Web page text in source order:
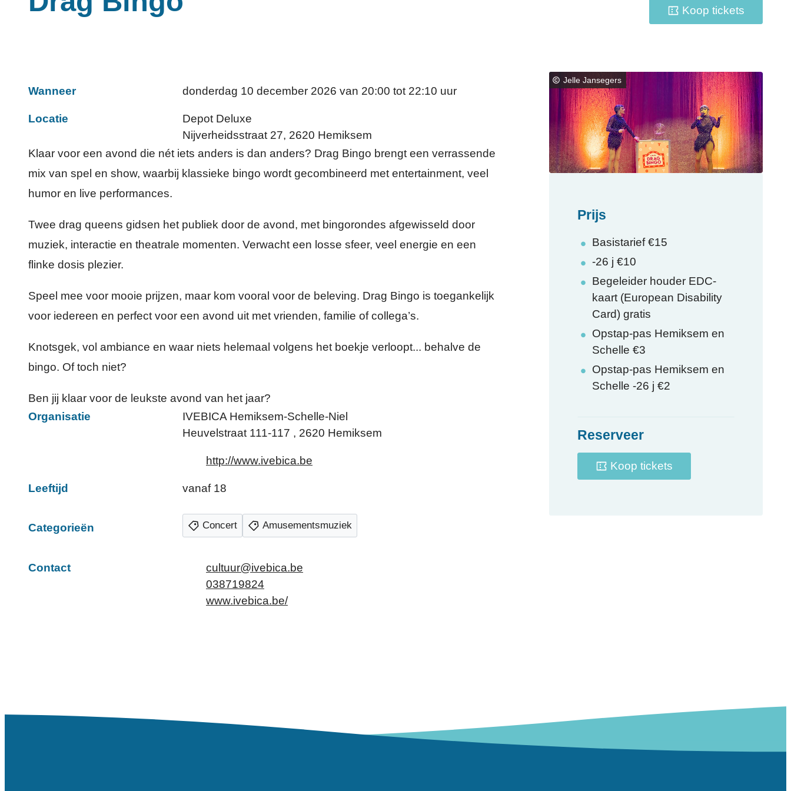
Koop tickets
Wanneer donderdag 10 december 2026 van 20:00 tot 22:10 uur
Locatie
Depot Deluxe
Nijverheidsstraat 27, 2620 Hemiksem
Klaar voor een avond die nét iets anders is dan anders? Drag Bingo brengt een verrassende
mix van spel en show, waarbij klassieke bingo wordt gecombineerd met entertainment, veel
humor en live performances.
Twee drag queens gidsen het publiek door de avond, met bingorondes afgewisseld door
muziek, interactie en theatrale momenten. Verwacht een losse sfeer, veel energie en een
flinke dosis plezier.
Speel mee voor mooie prijzen, maar kom vooral voor de beleving. Drag Bingo is toegankelijk
voor iedereen en perfect voor een avond uit met vrienden, familie of collega’s.
Knotsgek, vol ambiance en waar niets helemaal volgens het boekje verloopt... behalve de
bingo. Of toch niet?
Ben jij klaar voor de leukste avond van het jaar?
Organisatie
IVEBICA Hemiksem-Schelle-Niel
Heuvelstraat 111-117 , 2620 Hemiksem
Websitehttp://www.ivebica.be
Leeftijd vanaf 18
Categorieën Concert Amusementsmuziek
Contact E-mailcultuur@ivebica.be
038719824
Websitewww.ivebica.be/
Jelle Jansegers
Prijs
Basistarief €15
-26 j €10
Begeleider houder EDC-
kaart (European Disability
Card) gratis
Opstap-pas Hemiksem en
Schelle €3
Opstap-pas Hemiksem en
Schelle -26 j €2
Reserveer
Koop tickets